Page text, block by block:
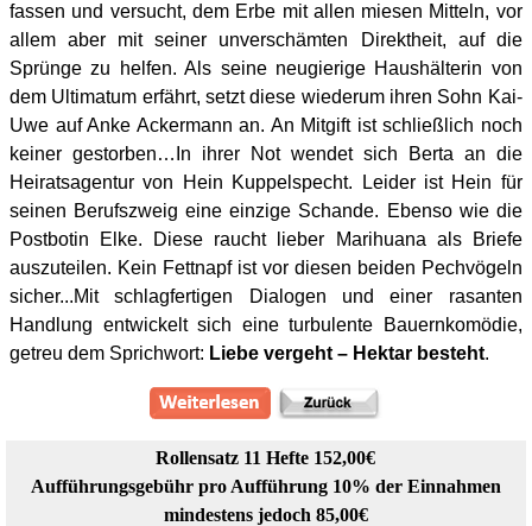
fassen und versucht, dem Erbe mit allen miesen Mitteln, vor
allem aber mit seiner unverschämten Direktheit, auf die
Sprünge zu helfen.Als seine neugierige Haushälterin von
dem Ultimatum erfährt, setzt diese wiederum ihren Sohn Kai-
Uwe auf Anke Ackermann an. An Mitgift ist schließlich noch
keiner gestorben… In ihrer Not wendet sich Berta an die
Heiratsagentur von Hein Kuppelspecht. Leider ist Hein für
seinen Berufszweig eine einzige Schande. Ebenso wie die
Postbotin Elke. Diese raucht lieber Marihuana als Briefe
auszuteilen. Kein Fettnapf ist vor diesen beiden Pechvögeln
sicher...Mit schlagfertigen Dialogen und einer rasanten
Handlung entwickelt sich eine turbulente Bauernkomödie,
getreu dem Sprichwort: Liebe vergeht – Hektar besteht.
Rollensatz 11 Hefte 152,00€
Aufführungsgebühr pro Aufführung 10% der Einnahmen
mindestens jedoch 85,00€